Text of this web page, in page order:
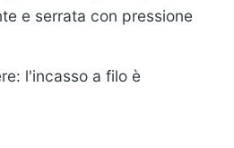
e serrata con pressione
l'incasso a filo è